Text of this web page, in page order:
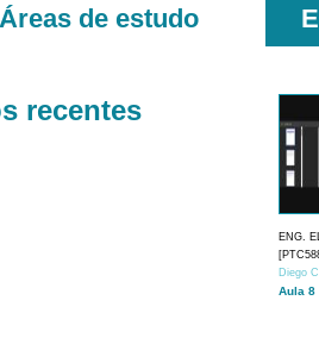
Áreas de estudo
recentes
ENG.
Diego
Aula 8